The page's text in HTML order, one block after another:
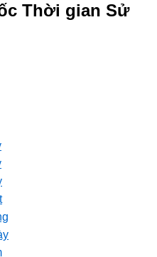
Thời gian Sử